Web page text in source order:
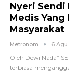
Nyeri Sendi
Medis Yang
Masyarakat
Metronom 6
Oleh Dewi Nada*
terbiasa